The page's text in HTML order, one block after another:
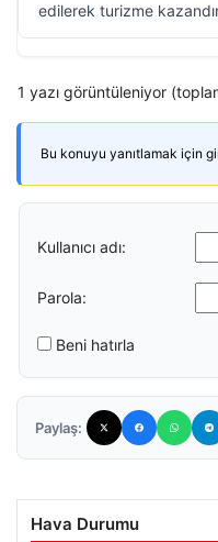
edilerek turizme
1 yazı görüntüleniyor
Bu konuyu yanıtlamak için
Kullanıcı adı:
Parola:
Beni hatırla
Paylaş:
Hava Durumu